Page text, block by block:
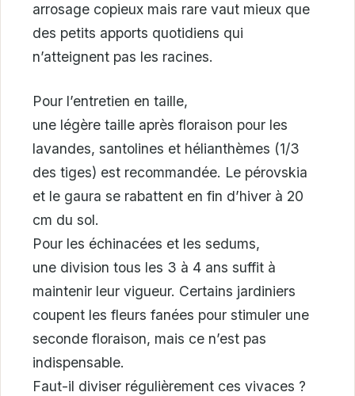
arrosage copieux mais rare vaut mieux que
des petits apports quotidiens qui
n’atteignent pas les racines.
Pour l’entretien en taille,
une légère taille après floraison pour les
lavandes, santolines et hélianthèmes (1/3
des tiges) est recommandée. Le pérovskia
et le gaura se rabattent en fin d’hiver à 20
cm du sol.
Pour les échinacées et les sedums,
une division tous les 3 à 4 ans suffit à
maintenir leur vigueur. Certains jardiniers
coupent les fleurs fanées pour stimuler une
seconde floraison, mais ce n’est pas
indispensable.
Faut-il diviser régulièrement ces vivaces ?